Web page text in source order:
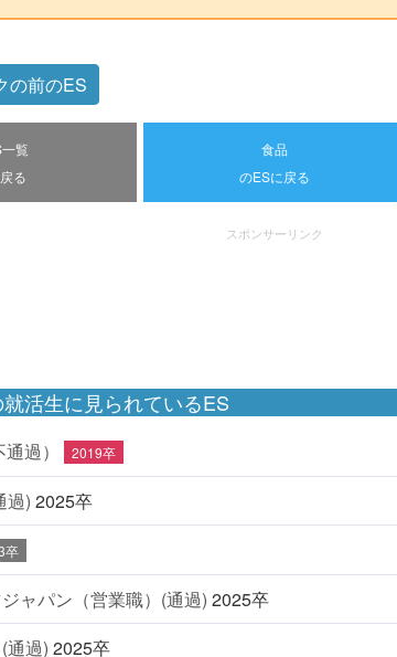
の前のES
覧
る
食品
のESに戻る
スポンサーリンク
活生に見られているES
過） 2019卒
過) 2025卒
卒
ャパン（営業職）(通過) 2025卒
通過) 2025卒